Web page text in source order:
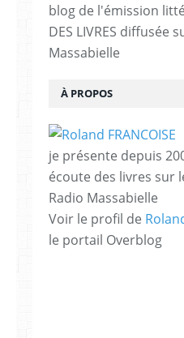
blog de l'émission
DES LIVRES diffusée
Massabielle
À PROPOS
je présente depuis
écoute des livres sur
Radio Massabielle
Voir le profil de
le portail Overblog